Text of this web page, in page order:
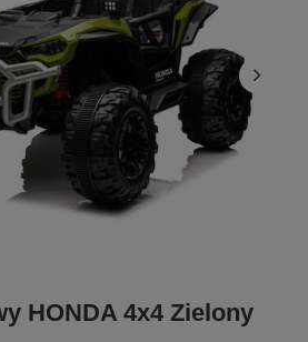
HONDA 4x4 Zielony